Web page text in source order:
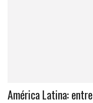
América Latina: